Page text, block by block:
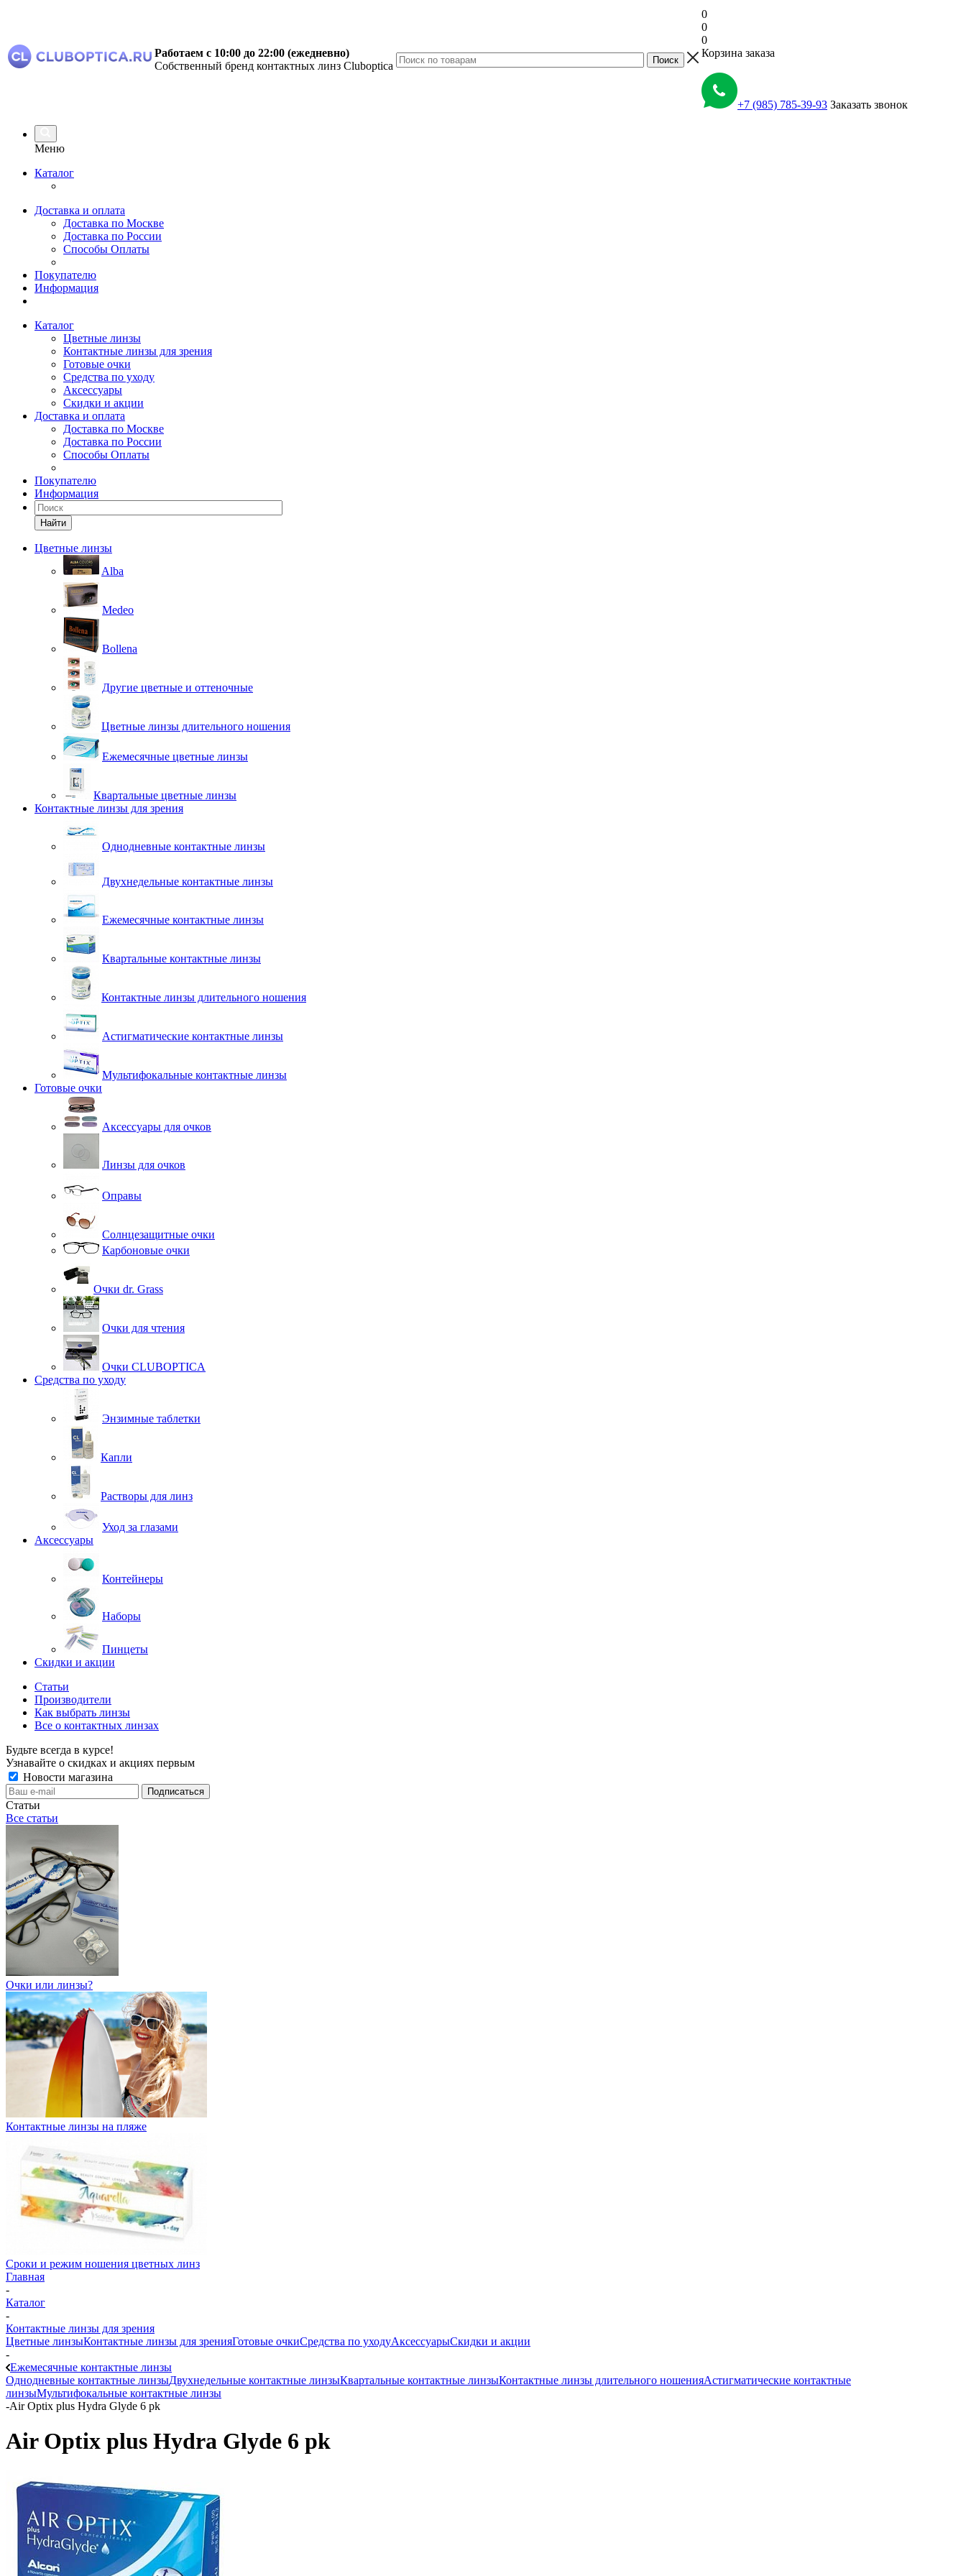
Работаем с 10:00 до 22:00 (ежедневно)
Собственный бренд контактных линз Cluboptica
0
0
0
Корзина заказа
+7 (985) 785-39-93 Заказать звонок
Меню
Каталог
Доставка и оплата
Доставка по Москве
Доставка по России
Способы Оплаты
Покупателю
Информация
Каталог
Цветные линзы
Контактные линзы для зрения
Готовые очки
Средства по уходу
Аксессуары
Скидки и акции
Доставка и оплата
Доставка по Москве
Доставка по России
Способы Оплаты
Покупателю
Информация
Найти
Цветные линзы
Alba
Medeo
Bollena
Другие цветные и оттеночные
Цветные линзы длительного ношения
Ежемесячные цветные линзы
Квартальные цветные линзы
Контактные линзы для зрения
Однодневные контактные линзы
Двухнедельные контактные линзы
Ежемесячные контактные линзы
Квартальные контактные линзы
Контактные линзы длительного ношения
Астигматические контактные линзы
Мультифокальные контактные линзы
Готовые очки
Аксессуары для очков
Линзы для очков
Оправы
Солнцезащитные очки
Карбоновые очки
Очки dr. Grass
Очки для чтения
Очки CLUBOPTICA
Средства по уходу
Энзимные таблетки
Капли
Растворы для линз
Уход за глазами
Аксессуары
Контейнеры
Наборы
Пинцеты
Скидки и акции
Статьи
Производители
Как выбрать линзы
Все о контактных линзах
Будьте всегда в курсе!
Узнавайте о скидках и акциях первым
Новости магазина
Статьи
Все статьи
Очки или линзы?
Контактные линзы на пляже
Сроки и режим ношения цветных линз
Главная
-
Каталог
-
Контактные линзы для зрения
Цветные линзыКонтактные линзы для зренияГотовые очкиСредства по уходуАксессуарыСкидки и акции
-
Ежемесячные контактные линзы
Однодневные контактные линзыДвухнедельные контактные линзыКвартальные контактные линзыКонтактные линзы длительного ношенияАстигматические контактные
линзыМультифокальные контактные линзы
-Air Optix plus Hydra Glyde 6 pk
Air Optix plus Hydra Glyde 6 pk